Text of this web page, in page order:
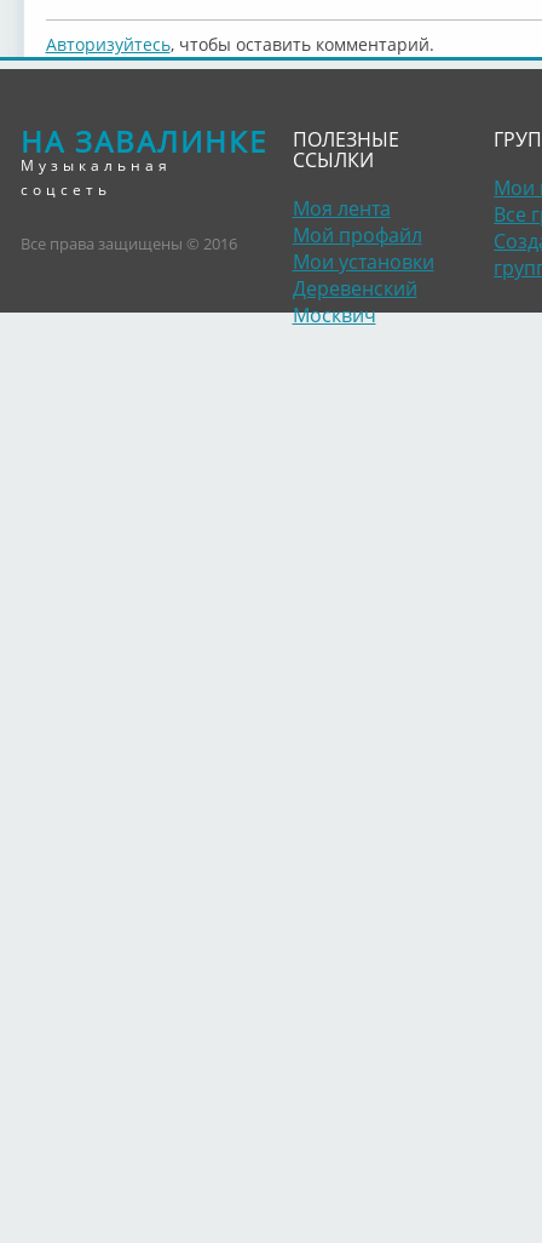
Авторизуйтесь, чтобы оставить комментарий.
НА ЗАВАЛИНКЕ
Музыкальная
соцсеть
Все права защищены © 2016
ПОЛЕЗНЫЕ
ССЫЛКИ
Моя лента
Мой профайл
Мои установки
Деревенский
Москвич
Мои
Все